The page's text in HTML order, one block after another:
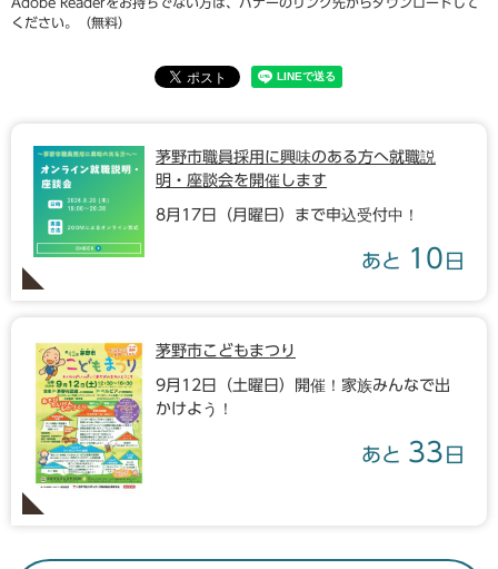
ください。（無料）
茅野市職員採用に興味のある方へ就職説
明・座談会を開催します
8月17日（月曜日）まで申込受付中！
あと 10 日
茅野市こどもまつり
9月12日（土曜日）開催！家族みんなで出
かけよう！
あと 33 日